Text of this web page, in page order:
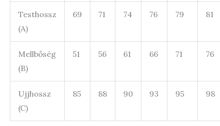
Testhossz
(A)
69 71 74 76 79 81
Mellbőség
(B)
51 56 61 66 71 76
Ujjhossz
(C)
85 88 90 93 95 98